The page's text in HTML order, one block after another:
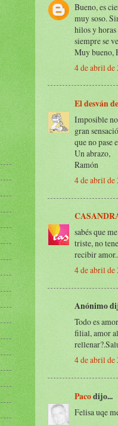
Bueno, es
muy soso.
hilos y
siempre se
Muy bueno,
4 de abril de
El desván
Imposible
gran
que no pase
Un abrazo,
Ramón
4 de abril de
sabés que
triste, no
recibir
4 de abril de
Anónimo
Todo es
filial, amor
4 de abril de
Pacodijo...
Felisa uqe